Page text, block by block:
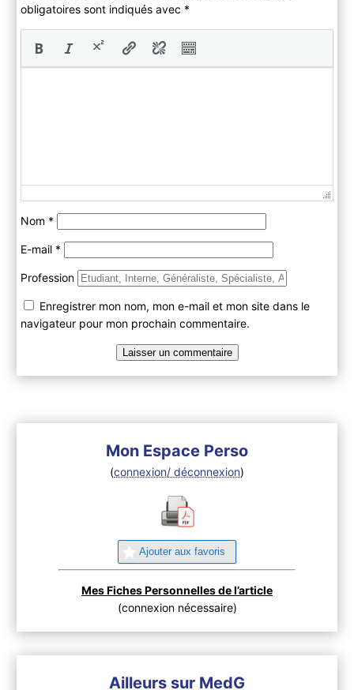
obligatoires sont indiqués avec *
Nom *
E-mail *
Profession
Enregistrer mon nom, mon e-mail et mon site dans le
navigateur pour mon prochain commentaire.
Mon Espace Perso
(connexion/ déconnexion)
Ajouter aux favoris
Mes Fiches Personnelles de l’article
(connexion nécessaire)
Ailleurs sur MedG